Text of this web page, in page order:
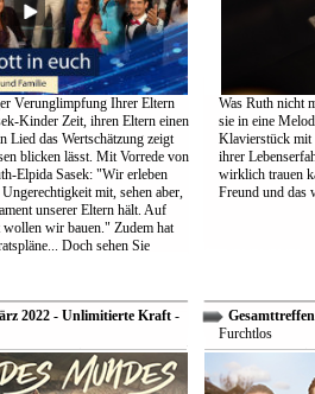
Verunglimpfung Ihrer Eltern
Kinder Zeit, ihren Eltern einen
Lied das Wertschätzung zeigt
blicken lässt. Mit Vorrede von
Elpida Sasek: "Wir erleben
mit, sehen aber,
unserer Eltern hält. Auf
wollen wir bauen." Zudem hat
Doch sehen Sie
Was Ruth nicht
sie in eine
Klavierstück mit
ihrer
wirklich trauen
Freund und das
2022 - Unlimitierte Kraft -
Furchtlos